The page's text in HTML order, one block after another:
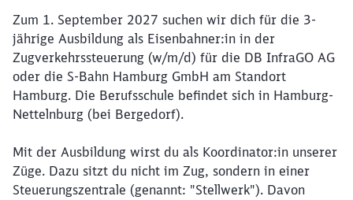
Zum 1. September 2027 suchen wir dich für die 3-
jährige Ausbildung als Eisenbahner:in in der
Zugverkehrssteuerung (w/m/d) für die DB InfraGO AG
oder die S-Bahn Hamburg GmbH am Standort
Hamburg. Die Berufsschule befindet sich in Hamburg-
Nettelnburg (bei Bergedorf).
Mit der Ausbildung wirst du als Koordinator:in unserer
Züge. Dazu sitzt du nicht im Zug, sondern in einer
Steuerungszentrale (genannt: "Stellwerk"). Davon